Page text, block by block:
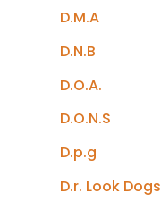
D.M.A
D.N.B
D.O.A.
D.O.N.S
D.p.g
D.r. Look Dogs